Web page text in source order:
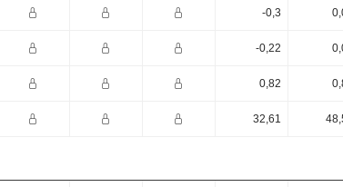
-0,3
-0,22
0,82
32,61